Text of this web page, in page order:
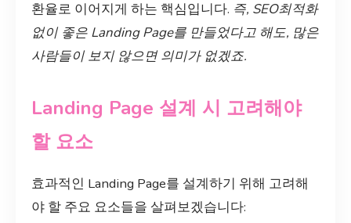
환율로 이어지게 하는 핵심입니다. 즉, SEO최적화
없이 좋은 Landing Page를 만들었다고 해도, 많은
사람들이 보지 않으면 의미가 없겠죠.
Landing Page 설계 시 고려해야
할 요소
효과적인 Landing Page를 설계하기 위해 고려해
야 할 주요 요소들을 살펴보겠습니다: